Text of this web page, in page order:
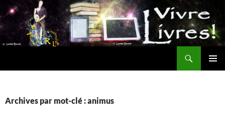
Aller
au
contenu
Archives par mot-clé : animus